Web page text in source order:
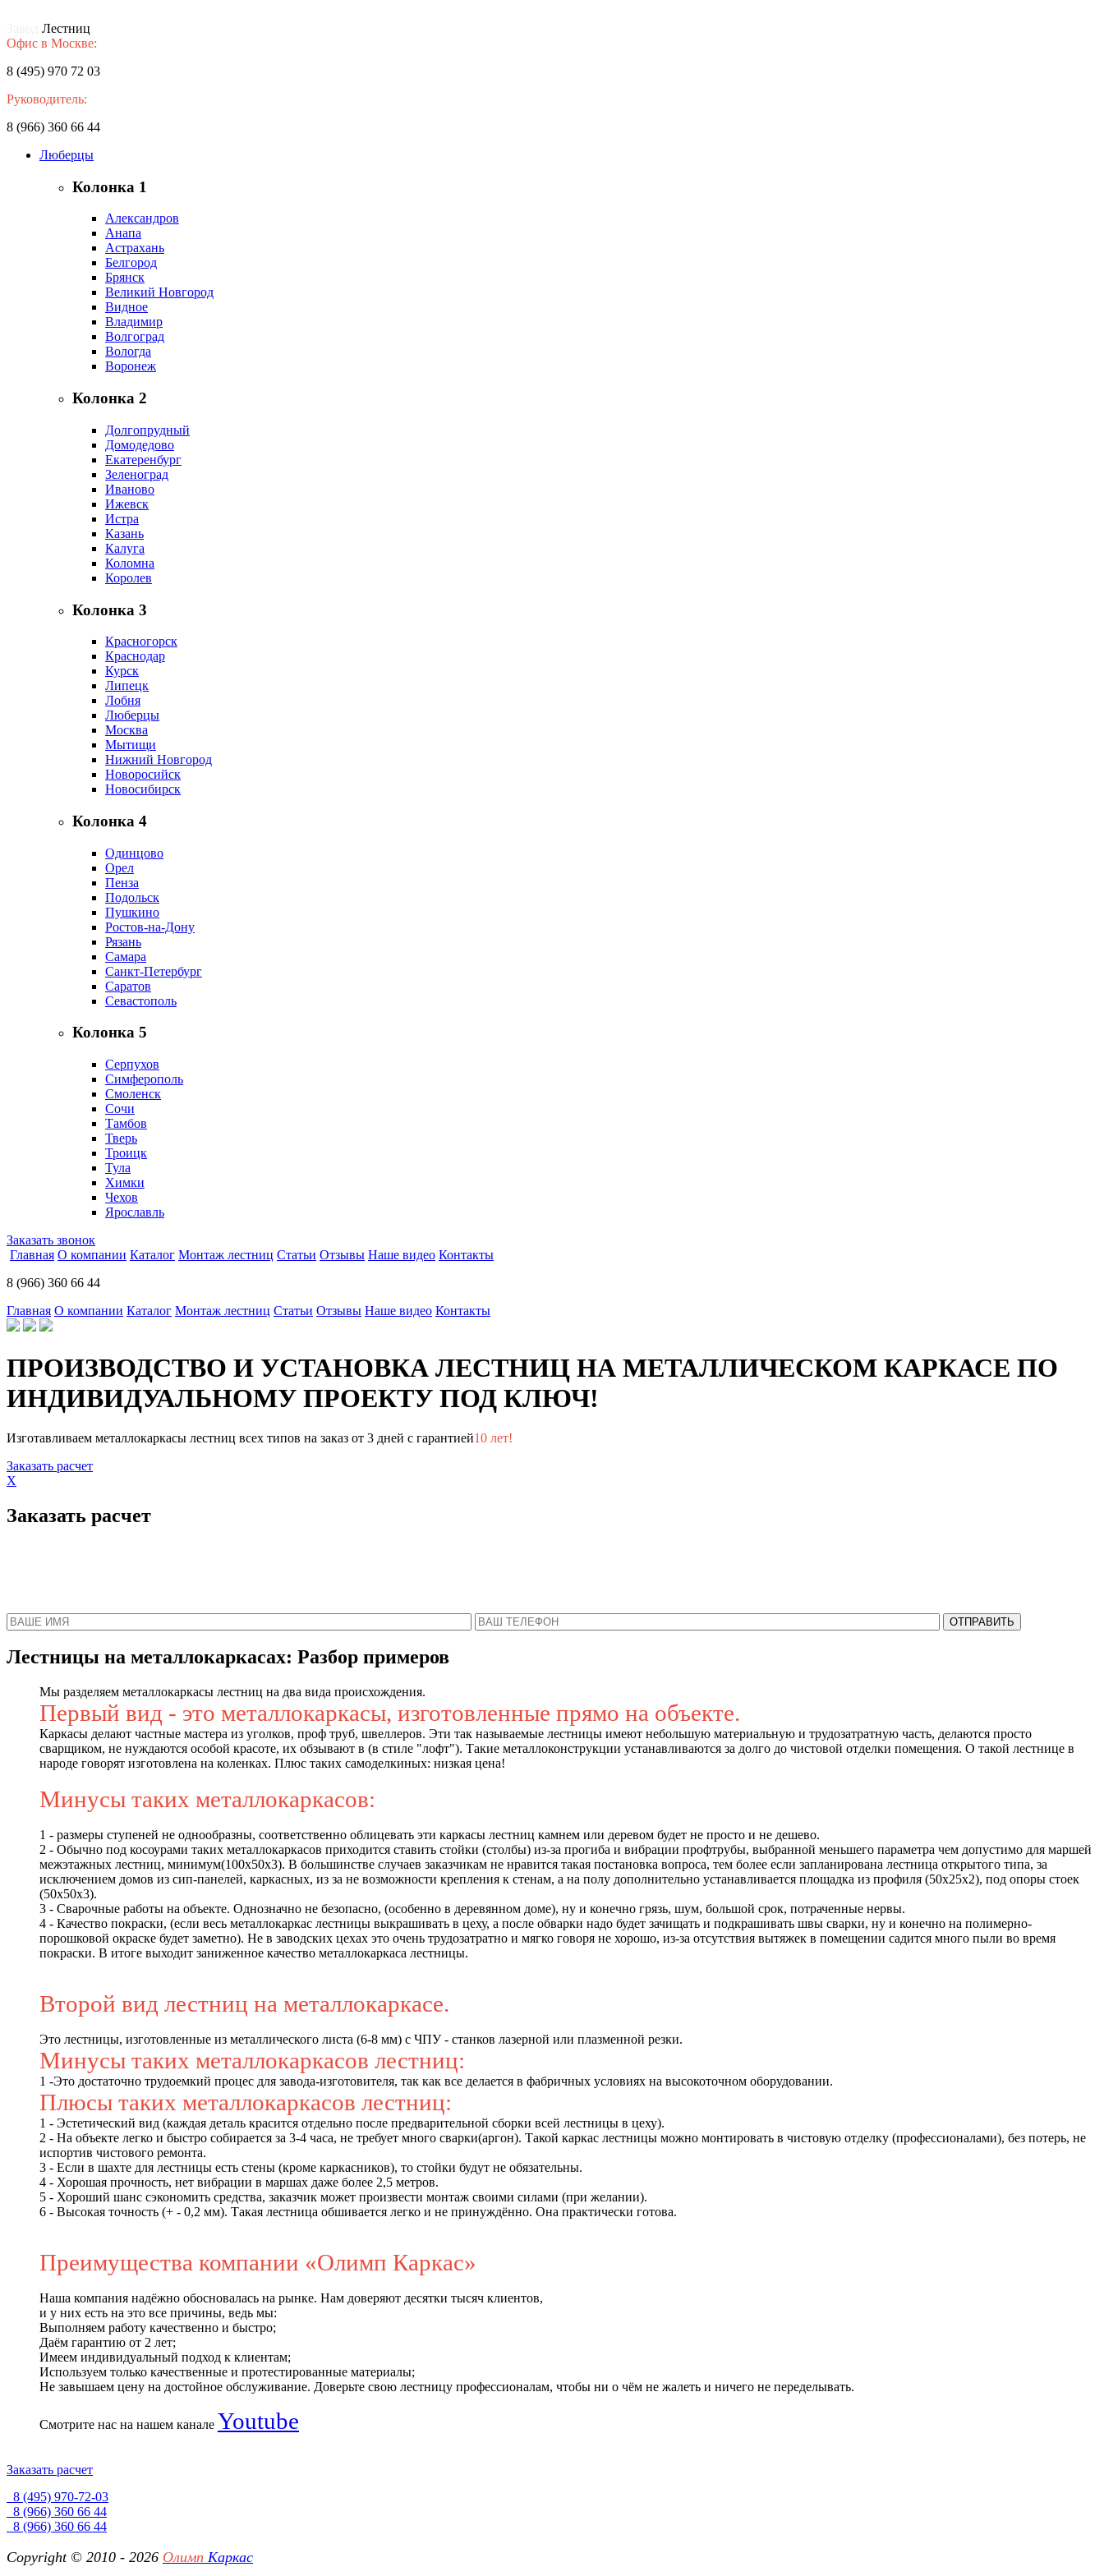
Лестниц
Офис в Москве:
8 (495) 970 72 03
Руководитель:
8 (966) 360 66 44
Люберцы
Колонка 1
Александров
Анапа
Астрахань
Белгород
Брянск
Великий Новгород
Видное
Владимир
Волгоград
Вологда
Воронеж
Колонка 2
Долгопрудный
Домодедово
Екатеренбург
Зеленоград
Иваново
Ижевск
Истра
Казань
Калуга
Коломна
Королев
Колонка 3
Красногорск
Краснодар
Курск
Липецк
Лобня
Люберцы
Москва
Мытищи
Нижний Новгород
Новоросийск
Новосибирск
Колонка 4
Одинцово
Орел
Пенза
Подольск
Пушкино
Ростов-на-Дону
Рязань
Самара
Санкт-Петербург
Саратов
Севастополь
Колонка 5
Серпухов
Симферополь
Смоленск
Сочи
Тамбов
Тверь
Троицк
Тула
Химки
Чехов
Ярославль
Заказать звонок
Главная О компании Каталог Монтаж лестниц Статьи Отзывы Наше видео Контакты
8 (966) 360 66 44
Главная О компании Каталог Монтаж лестниц Статьи Отзывы Наше видео Контакты
ПРОИЗВОДСТВО И УСТАНОВКА ЛЕСТНИЦ НА МЕТАЛЛИЧЕСКОМ КАРКАСЕ ПО
ИНДИВИДУАЛЬНОМУ ПРОЕКТУ ПОД КЛЮЧ!
Изготавливаем металлокаркасы лестниц всех типов на заказ от 3 дней с гарантией10 лет!
Заказать расчет
X
Заказать расчет
Лестницы на металлокаркасах: Разбор примеров
Мы разделяем металлокаркасы лестниц на два вида происхождения.
Первый вид - это металлокаркасы, изготовленные прямо на объекте.
Каркасы делают частные мастера из уголков, проф труб, швеллеров. Эти так называемые лестницы имеют небольшую материальную и трудозатратную часть, делаются просто
сварщиком, не нуждаются особой красоте, их обзывают в (в стиле "лофт"). Такие металлоконструкции устанавливаются за долго до чистовой отделки помещения. О такой лестнице в
народе говорят изготовлена на коленках. Плюс таких самоделкиных: низкая цена!
Минусы таких металлокаркасов:
1 - размеры ступеней не однообразны, соответственно облицевать эти каркасы лестниц камнем или деревом будет не просто и не дешево.
2 - Обычно под косоурами таких металлокаркасов приходится ставить стойки (столбы) из-за прогиба и вибрации профтрубы, выбранной меньшего параметра чем допустимо для маршей
межэтажных лестниц, минимум(100х50х3). В большинстве случаев заказчикам не нравится такая постановка вопроса, тем более если запланирована лестница открытого типа, за
исключением домов из сип-панелей, каркасных, из за не возможности крепления к стенам, а на полу дополнительно устанавливается площадка из профиля (50х25х2), под опоры стоек
(50х50х3).
3 - Сварочные работы на объекте. Однозначно не безопасно, (особенно в деревянном доме), ну и конечно грязь, шум, большой срок, потраченные нервы.
4 - Качество покраски, (если весь металлокаркас лестницы выкрашивать в цеху, а после обварки надо будет зачищать и подкрашивать швы сварки, ну и конечно на полимерно-
порошковой окраске будет заметно). Не в заводских цехах это очень трудозатратно и мягко говоря не хорошо, из-за отсутствия вытяжек в помещении садится много пыли во время
покраски. В итоге выходит заниженное качество металлокаркаса лестницы.
Второй вид лестниц на металлокаркасе.
Это лестницы, изготовленные из металлического листа (6-8 мм) с ЧПУ - станков лазерной или плазменной резки.
Минусы таких металлокаркасов лестниц:
1 -Это достаточно трудоемкий процес для завода-изготовителя, так как все делается в фабричных условиях на высокоточном оборудовании.
Плюсы таких металлокаркасов лестниц:
1 - Эстетический вид (каждая деталь красится отдельно после предварительной сборки всей лестницы в цеху).
2 - На объекте легко и быстро собирается за 3-4 часа, не требует много сварки(аргон). Такой каркас лестницы можно монтировать в чистовую отделку (профессионалами), без потерь, не
испортив чистового ремонта.
3 - Если в шахте для лестницы есть стены (кроме каркасников), то стойки будут не обязательны.
4 - Хорошая прочность, нет вибрации в маршах даже более 2,5 метров.
5 - Хороший шанс сэкономить средства, заказчик может произвести монтаж своими силами (при желании).
6 - Высокая точность (+ - 0,2 мм). Такая лестница обшивается легко и не принуждённо. Она практически готова.
Преимущества компании «Олимп Каркас»
Наша компания надёжно обосновалась на рынке. Нам доверяют десятки тысяч клиентов,
и у них есть на это все причины, ведь мы:
Выполняем работу качественно и быстро;
Даём гарантию от 2 лет;
Имеем индивидуальный подход к клиентам;
Используем только качественные и протестированные материалы;
Не завышаем цену на достойное обслуживание. Доверьте свою лестницу профессионалам, чтобы ни о чём не жалеть и ничего не переделывать.
Смотрите нас на нашем канале Youtube
Заказать расчет
8 (495) 970-72-03
8 (966) 360 66 44
8 (966) 360 66 44
Copyright © 2010 - 2026 Олимп Каркас